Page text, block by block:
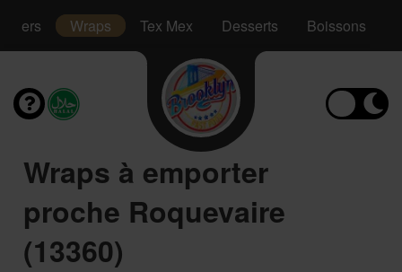
Wraps Tex Mex Desserts Boissons
Wraps à emporter
proche Roquevaire
(13360)